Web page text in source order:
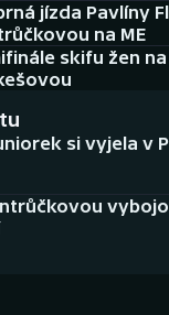
jízda Pavlíny
na ME
skifu žen na
si vyjela v